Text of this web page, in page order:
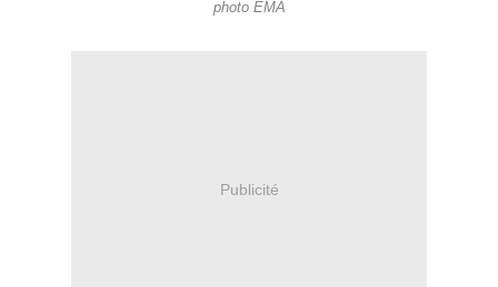
photo EMA
Publicité